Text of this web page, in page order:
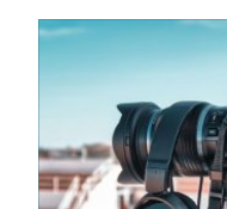
en viktig del av vår
identitet. Ett k&o...